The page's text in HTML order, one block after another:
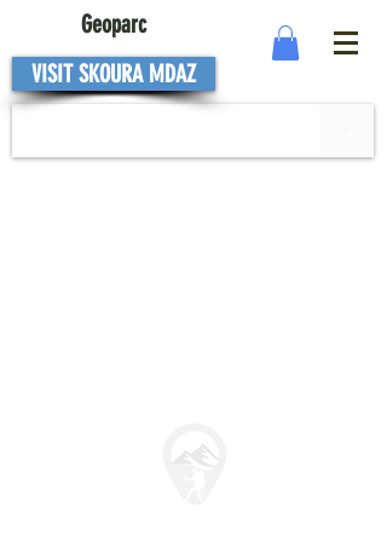
Geoparc
VISIT SKOURA MDAZ